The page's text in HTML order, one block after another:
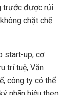
trước được rủi
chặt chẽ
start-up, cơ
trí tuệ, Văn
công ty có thể